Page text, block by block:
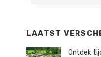
LAATST
Ontdek